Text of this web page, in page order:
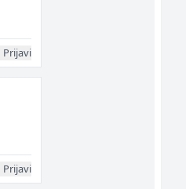
Prijavi
Prijavi